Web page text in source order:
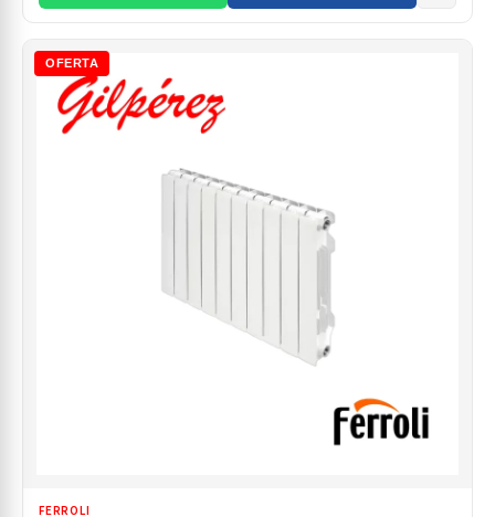
OFERTA
FERROLI